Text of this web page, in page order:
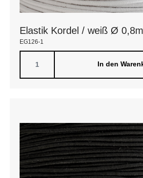
Elastik Kordel / weiß Ø
EG126-1
In den